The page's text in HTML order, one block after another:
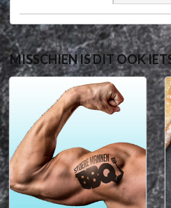
MISSCHIEN IS DIT OOK